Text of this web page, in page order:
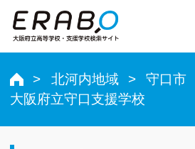
文字サイズ
北河内地域
守口市
大阪府立守口支援学校